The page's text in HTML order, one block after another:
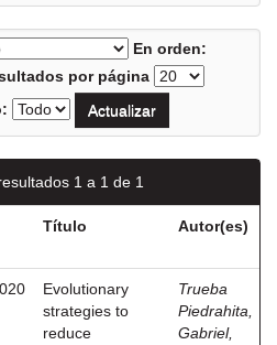
En orden:
por página
1 a 1 de 1
Título Autor(es)
Evolutionary
strategies to
reduce
Trueba
Piedrahita,
Gabriel,